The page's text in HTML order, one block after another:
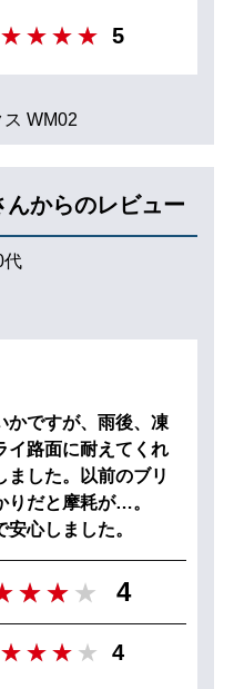
5
WM02
んからのレビュー
代
かですが、雨後、凍
イ路面に耐えてくれ
ました。以前のブリ
りだと摩耗が…。
心しました。
4
4